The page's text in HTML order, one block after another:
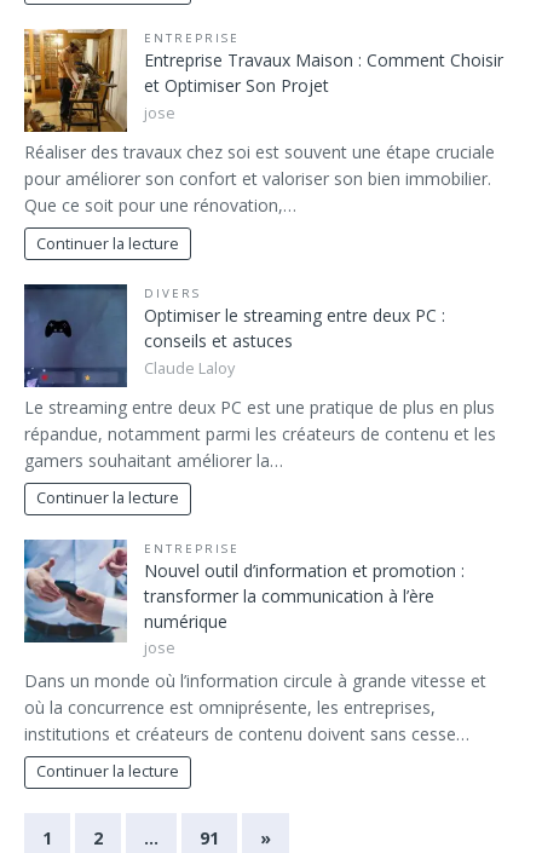
ENTREPRISE
Entreprise Travaux Maison : Comment Choisir
et Optimiser Son Projet
jose
Réaliser des travaux chez soi est souvent une étape cruciale
pour améliorer son confort et valoriser son bien immobilier.
Que ce soit pour une rénovation,…
Continuer la lecture
DIVERS
Optimiser le streaming entre deux PC :
conseils et astuces
Claude Laloy
Le streaming entre deux PC est une pratique de plus en plus
répandue, notamment parmi les créateurs de contenu et les
gamers souhaitant améliorer la…
Continuer la lecture
ENTREPRISE
Nouvel outil d’information et promotion :
transformer la communication à l’ère
numérique
jose
Dans un monde où l’information circule à grande vitesse et
où la concurrence est omniprésente, les entreprises,
institutions et créateurs de contenu doivent sans cesse…
Continuer la lecture
1 2 … 91 »